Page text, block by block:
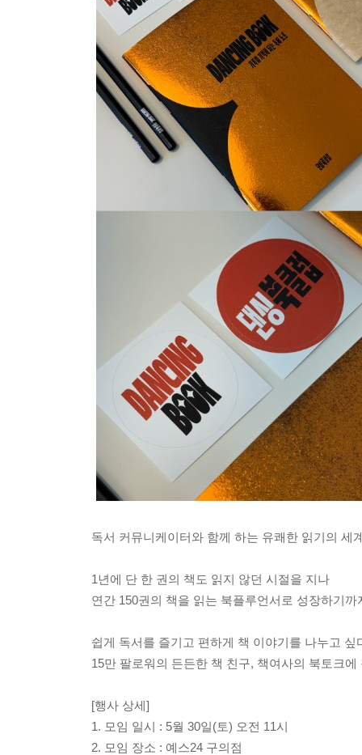
독서 커뮤니케이터와 함께 하는 유쾌한 읽기의 세
1년에 단 한 권의 책도 읽지 않던 시절을 지나
연간 150권의 책을 읽는 북플루언서로 성장하기까
쉽게 독서를 즐기고 편하게 책 이야기를 나누고 싶
15만 팔로워의 든든한 책 친구, 책여사의 북토크에
[행사 상세]
1. 모임 일시 : 5월 30일(토) 오전 11시
2. 모임 장소 : 예스24 구의점